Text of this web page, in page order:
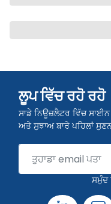
ਲੂਪ ਵਿੱਚ ਰਹੋ ਰਹੋ
ਸਾਡੇ ਨਿਊਜ਼ਲੈਟਰ ਵਿੱਚ
ਅਤੇ ਸੁਝਾਅ ਬਾਰੇ ਪਹਿਲਾਂ
ਸਮੁੰਦ